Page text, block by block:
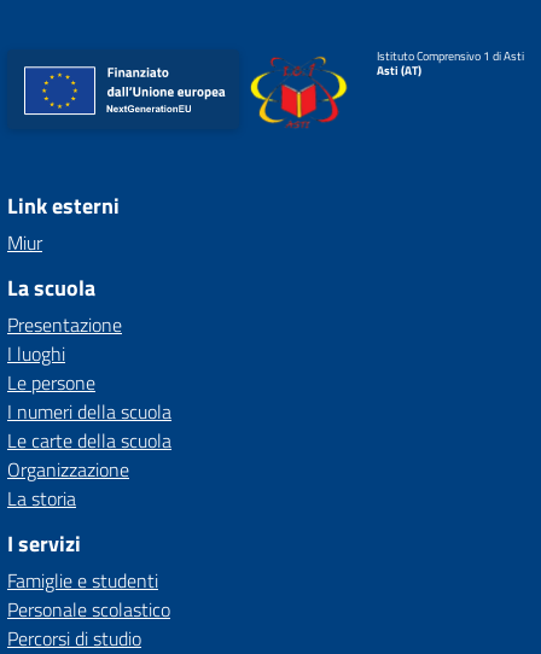
Istituto Comprensivo 1 di Asti
Asti (AT)
Link esterni
Miur
La scuola
Presentazione
I luoghi
Le persone
I numeri della scuola
Le carte della scuola
Organizzazione
La storia
I servizi
Famiglie e studenti
Personale scolastico
Percorsi di studio